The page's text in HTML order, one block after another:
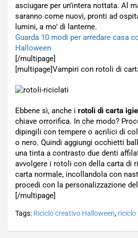
asciugare per un’intera nottata. Al
saranno come nuovi, pronti ad
lumini, a mo’ di lanterne.
Guarda 10 modi per arredare casa
Halloween
[/multipage]
[multipage]Vampiri con rotoli di
Ebbene sì, anche i rotoli di carta
chiave orrorifica. In che modo?
dipingili con tempere o acrilici di
o nero. Quindi aggiungi occhietti
una tinta a contrasto due denti
avvolgere i rotoli con della carta di
carta normale, incollandola con
procedi con la personalizzazione del
[/multipage]
Tags: Riciclo creativo Halloween, riciclo